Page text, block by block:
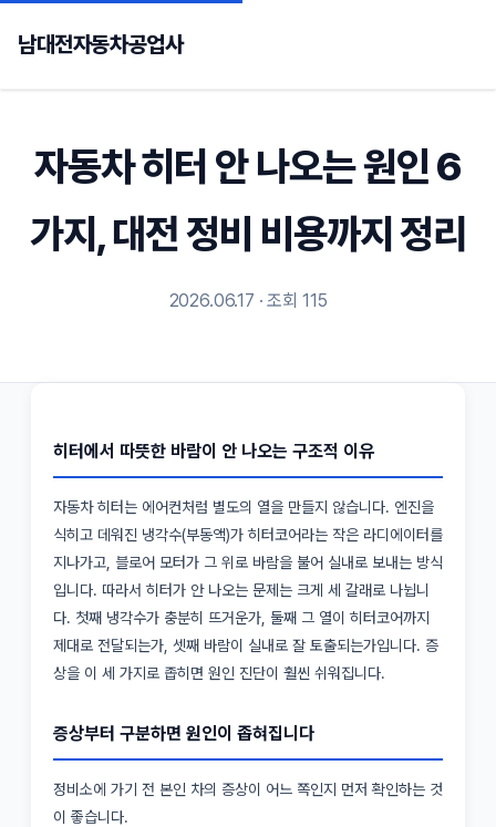
남대전자동차공업사
자동차 히터 안 나오는 원인 6
가지, 대전 정비 비용까지 정리
2026.06.17 · 조회 115
히터에서 따뜻한 바람이 안 나오는 구조적 이유
자동차 히터는 에어컨처럼 별도의 열을 만들지 않습니다. 엔진을
식히고 데워진 냉각수(부동액)가 히터코어라는 작은 라디에이터를
지나가고, 블로어 모터가 그 위로 바람을 불어 실내로 보내는 방식
입니다. 따라서 히터가 안 나오는 문제는 크게 세 갈래로 나뉩니
다. 첫째 냉각수가 충분히 뜨거운가, 둘째 그 열이 히터코어까지
제대로 전달되는가, 셋째 바람이 실내로 잘 토출되는가입니다. 증
상을 이 세 가지로 좁히면 원인 진단이 훨씬 쉬워집니다.
증상부터 구분하면 원인이 좁혀집니다
정비소에 가기 전 본인 차의 증상이 어느 쪽인지 먼저 확인하는 것
이 좋습니다.